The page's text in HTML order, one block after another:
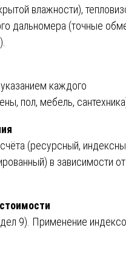
влажности),
дальномера (точные
каждого
пол, мебель,
(ресурсный,
в зависимости от
9). Применение